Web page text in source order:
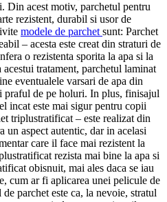
Din acest motiv, parchetul pentru
rezistent, durabil si usor de
modele de parchet sunt: Parchet
– acesta este creat din straturi de
o rezistenta sporita la apa si la
tratament, parchetul laminat
eventualele varsari de apa din
praful de pe holuri. In plus, finisajul
incat este mai sigur pentru copii
triplustratificat – este realizat din
un aspect autentic, dar in acelasi
care il face mai rezistent la
rezista mai bine la apa si
obisnuit, mai ales daca se iau
cum ar fi aplicarea unei pelicule de
parchet este ca, la nevoie, stratul